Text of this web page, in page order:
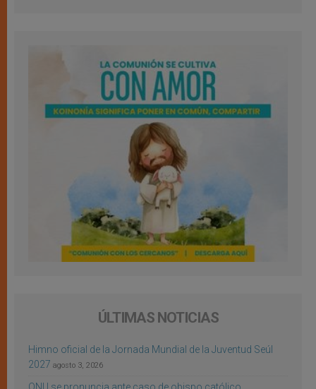
ÚLTIMAS NOTICIAS
Himno oficial de la Jornada Mundial de la Juventud Seúl
2027 agosto 3, 2026